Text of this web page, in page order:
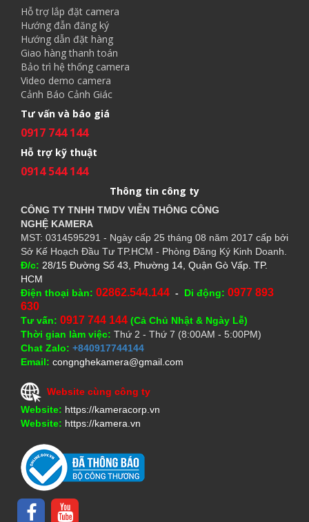
Hỗ trợ lắp đặt camera
Hướng đẫn đăng ký
Hướng dẫn đặt hàng
Giao hàng thanh toán
Bảo trì hệ thống camera
Video demo camera
Cảnh Báo Cảnh Giác
Tư vấn và báo giá
0917 744 144
Hỗ trợ kỹ thuật
0914 544 144
Thông tin công ty
CÔNG TY TNHH TMDV VIỄN THÔNG CÔNG
NGHỆ KAMERA
MST: 0314595291 - Ngày cấp 25 tháng 08 năm 2017 cấp bởi
Sở Kế Hoạch Đầu Tư TP.HCM - Phòng Đăng Ký Kinh Doanh.
Đ/c: 28/15 Đường Số 43, Phường 14, Quận Gò Vấp. TP.
HCM
Điện thoại bàn: 02862.544.144 - Di động: 0977 893
630
Tư vấn: 0917 744 144 (Cả Chủ Nhật & Ngày Lễ)
Thời gian làm việc: Thứ 2 - Thứ 7 (8:00AM - 5:00PM)
Chat Zalo: +840917744144
Email: congnghekamera@gmail.com
Website cùng công ty
Website: https://kameracorp.vn
Website: https://kamera.vn